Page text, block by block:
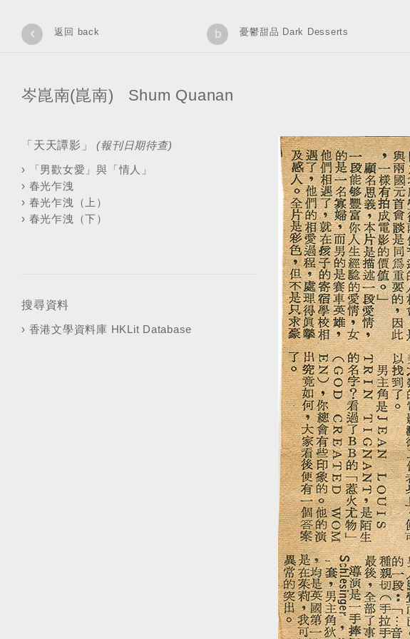
‹ 返回 back b 憂鬱甜品 Dark Desserts
岑崑南(崑南) Shum Quanan
「天天譚影」
(報刊日期待查)
›
「男歡女愛」與「情人」
› 春光乍洩
› 春光乍洩（上）
› 春光乍洩（下）
搜尋資料
› 香港文學資料庫 HKLit Database